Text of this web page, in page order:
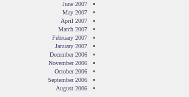
June 2007
May 2007
April 2007
March 2007
February 2007
January 2007
December 2006
November 2006
October 2006
September 2006
August 2006